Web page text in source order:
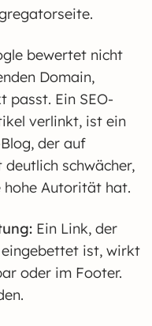
bewertet nicht
Domain,
passt. Ein SEO-
verlinkt, ist ein
der auf
schwächer,
hohe Autorität hat.
Ein Link, der
ist, wirkt
oder im Footer.